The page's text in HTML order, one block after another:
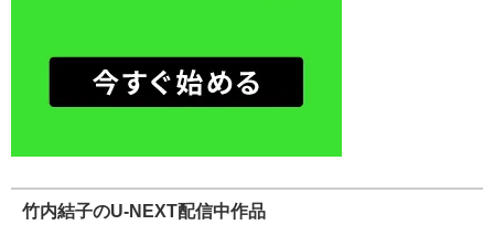
竹内結子のU-NEXT配信中作品